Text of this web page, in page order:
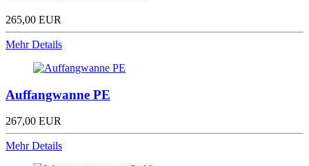
265,00 EUR
Mehr Details
Auffangwanne PE
267,00 EUR
Mehr Details